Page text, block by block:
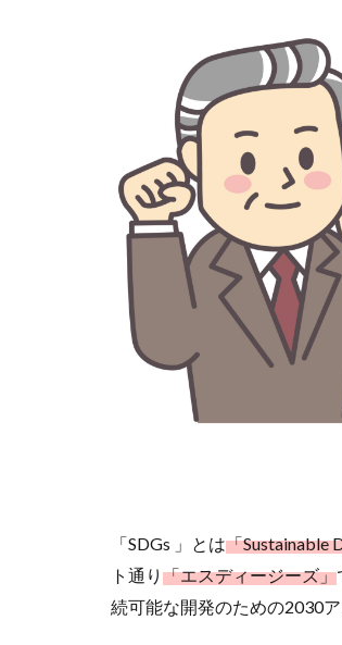
「SDGs 」とは「Sustainable
ト通り 「エスディージーズ」
続可能な開発のための2030